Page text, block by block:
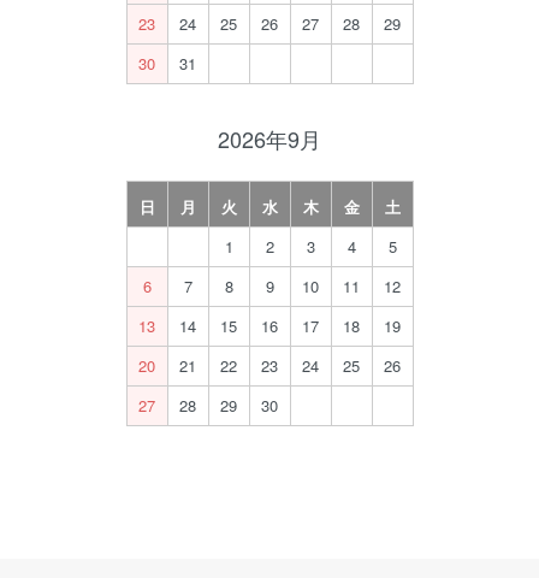
23
24 25 26 27 28
29
30
31
2026年9月
日 月 火 水 木 金
土
1
2 3 4
5
6
7 8 9 10 11
12
13
14 15 16 17 18
19
20
21 22 23 24 25
26
27
28 29 30